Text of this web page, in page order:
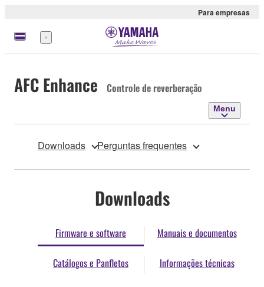
Para empresas
Menu
AFC Enhance Controle de reverberação
Menu
Downloads Perguntas frequentes
Downloads
Firmware e software Manuais e documentos
Catálogos e Panfletos Informações técnicas